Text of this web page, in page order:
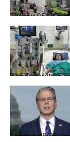
Thời sự
05/08/26, 12:06
Bạn đọc viết
05/08/26, 11:57
Thế giới
05/08/26, 11:54